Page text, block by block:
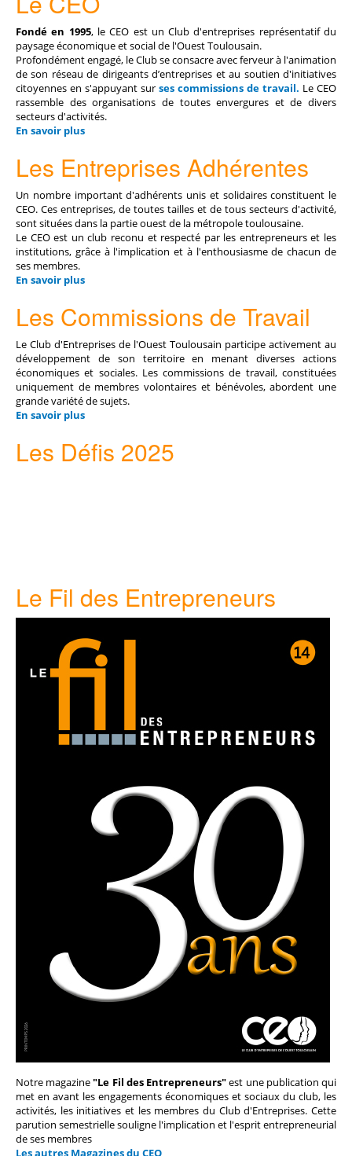
Fondé en 1995, le CEO est un Club d'entreprises représentatif du
paysage économique et social de l'Ouest Toulousain.
Profondément engagé, le Club se consacre avec ferveur à l'animation
de son réseau de dirigeants d’entreprises et au soutien d'initiatives
citoyennes en s'appuyant sur ses commissions de travail. Le CEO
rassemble des organisations de toutes envergures et de divers
secteurs d'activités.
En savoir plus
Les Entreprises Adhérentes
Un nombre important d'adhérents unis et solidaires constituent le
CEO. Ces entreprises, de toutes tailles et de tous secteurs d'activité,
sont situées dans la partie ouest de la métropole toulousaine.
Le CEO est un club reconu et respecté par les entrepreneurs et les
institutions, grâce à l'implication et à l'enthousiasme de chacun de
ses membres.
En savoir plus
Les Commissions de Travail
Le Club d'Entreprises de l'Ouest Toulousain participe activement au
développement de son territoire en menant diverses actions
économiques et sociales. Les commissions de travail, constituées
uniquement de membres volontaires et bénévoles, abordent une
grande variété de sujets.
En savoir plus
Les Défis 2025
Le Fil des Entrepreneurs
Notre magazine"Le Fil des Entrepreneurs"est une publication qui
met en avant les engagements économiques et sociaux du club, les
activités, les initiatives et les membres du Club d'Entreprises. Cette
parution semestrielle souligne l'implication et l'esprit entrepreneurial
de ses membres
Les autres Magazines du CEO